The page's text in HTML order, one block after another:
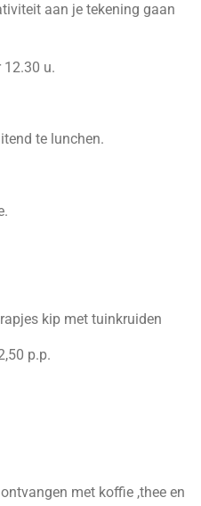
aan je tekening gaan
12.30 u.
te lunchen.
kip met tuinkruiden
p.p.
met koffie ,thee en